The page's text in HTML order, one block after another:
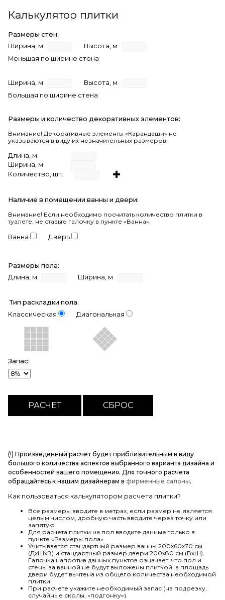
Калькулятор плитки
Размеры стен:
Ширина, м
Высота, м
Меньшая по ширине стена
Ширина, м
Высота, м
Большая по ширине стена
Размеры и количество декоративных элементов:
Внимание! Декоративные элементы «Карандаши» не
указываются в виду их незначительных размеров.
Длина, м
Ширина, м
Количество, шт.
Наличие в помещении ванны и двери:
Внимание! Если необходимо посчитать количество плитки в
туалете, не ставьте галочку в пункте «Ванна».
Ванна Дверь
Размеры пола:
Длина, м
Ширина, м
Тип раскладки пола:
Классическая
Диагональная
Запас:
(!) Произведенный расчет будет приблизительным в виду
большого количества аспектов выбранного варианта дизайна и
особенностей вашего помещения. Для точного расчета
обращайтесь к нашим дизайнерам в фирменные салоны.
Как пользоваться калькулятором расчета плитки?
Все размеры вводите в метрах, если размер не является
целым числом, дробную часть вводите через точку или
запятую.
Для расчета плитки на пол вводите данные только в
пункте «Размеры пола».
Учитывается стандартный размер ванны 200х60х70 см
(ДхШхВ) и стандартный размер двери 200х80 см (ВхШ).
Галочка напротив данных пунктов означает, что пол и
стены за ванной не будут выложены плиткой, а площадь
двери будет вычтена из общего количества необходимой
плитки.
При расчете укажите необходимый запас (на подрезку,
случайные сколы, «подгонку»).